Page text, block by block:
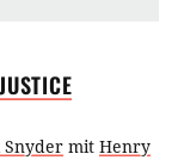
JUSTICE
Snyder mit Henry